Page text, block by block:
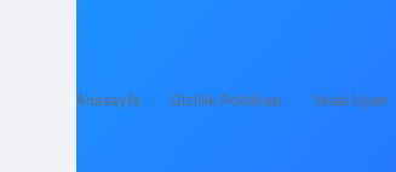
Anasayfa Gizlilik Politikası Yasal Uyarı